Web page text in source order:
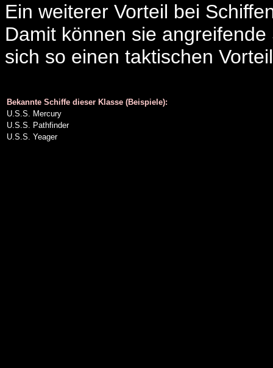
Ein weiterer Vorteil bei
Damit können sie
sich so einen taktischen
Bekannte Schiffe dieser Klasse (Beispiele):
U.S.S. Mercury
U.S.S. Pathfinder
U.S.S. Yeager